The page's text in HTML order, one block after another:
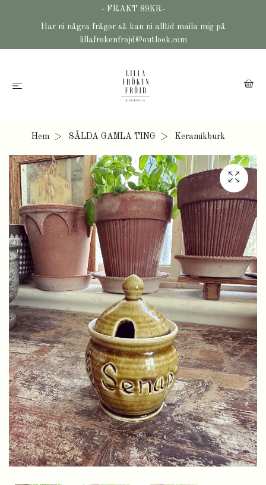
- FRAKT 89KR-
Har ni några frågor så kan ni alltid maila mig på
lillafrokenfrojd@outlook.com
Hem SÅLDA GAMLA TING Keramikburk